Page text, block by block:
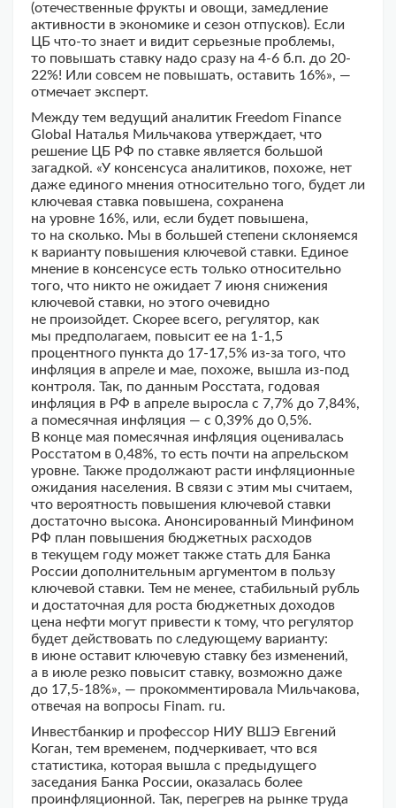
(отечественные фрукты и овощи, замедление
активности в экономике и сезон отпусков). Если
ЦБ что-то знает и видит серьезные проблемы,
то повышать ставку надо сразу на 4-6 б.п. до 20-
22%! Или совсем не повышать, оставить 16%», —
отмечает эксперт.
Между тем ведущий аналитик Freedom Finance
Global Наталья Мильчакова утверждает, что
решение ЦБ РФ по ставке является большой
загадкой. «У консенсуса аналитиков, похоже, нет
даже единого мнения относительно того, будет ли
ключевая ставка повышена, сохранена
на уровне 16%, или, если будет повышена,
то на сколько. Мы в большей степени склоняемся
к варианту повышения ключевой ставки. Единое
мнение в консенсусе есть только относительно
того, что никто не ожидает 7 июня снижения
ключевой ставки, но этого очевидно
не произойдет. Скорее всего, регулятор, как
мы предполагаем, повысит ее на 1-1,5
процентного пункта до 17-17,5% из-за того, что
инфляция в апреле и мае, похоже, вышла из-под
контроля. Так, по данным Росстата, годовая
инфляция в РФ в апреле выросла с 7,7% до 7,84%,
а помесячная инфляция — с 0,39% до 0,5%.
В конце мая помесячная инфляция оценивалась
Росстатом в 0,48%, то есть почти на апрельском
уровне. Также продолжают расти инфляционные
ожидания населения. В связи с этим мы считаем,
что вероятность повышения ключевой ставки
достаточно высока. Анонсированный Минфином
РФ план повышения бюджетных расходов
в текущем году может также стать для Банка
России дополнительным аргументом в пользу
ключевой ставки. Тем не менее, стабильный рубль
и достаточная для роста бюджетных доходов
цена нефти могут привести к тому, что регулятор
будет действовать по следующему варианту:
в июне оставит ключевую ставку без изменений,
а в июле резко повысит ставку, возможно даже
до 17,5-18%», — прокомментировала Мильчакова,
отвечая на вопросы Finam. ru.
Инвестбанкир и профессор НИУ ВШЭ Евгений
Коган, тем временем, подчеркивает, что вся
статистика, которая вышла с предыдущего
заседания Банка России, оказалась более
проинфляционной. Так, перегрев на рынке труда